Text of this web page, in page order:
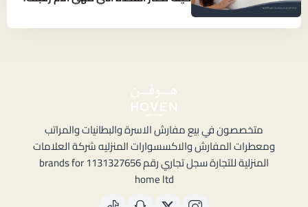
متخصصون في بيع مفارش الاسرة والبطانيات والمراتب
ومعطرات المفارش والاكسسوارات المنزليه شركة العلامات
المنزلية للتجارة سجل تجاري رقم 1131327656 brands for
home ltd